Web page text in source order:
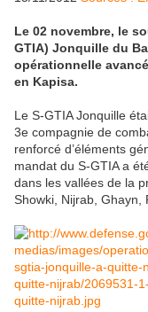
Le 02 novembre, le
GTIA) Jonquille du
opérationnelle
en Kapisa.
Le S-GTIA Jonquille
3e compagnie de
renforcé d’éléments
mandat du S-GTIA a
dans les vallées de la
Showki, Nijrab, Ghayn,